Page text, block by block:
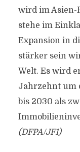
wird im Asien-
stehe im
Expansion in
stärker sein
Welt. Es wird
Jahrzehnt um
bis 2030 als
(DFPA/JF1)